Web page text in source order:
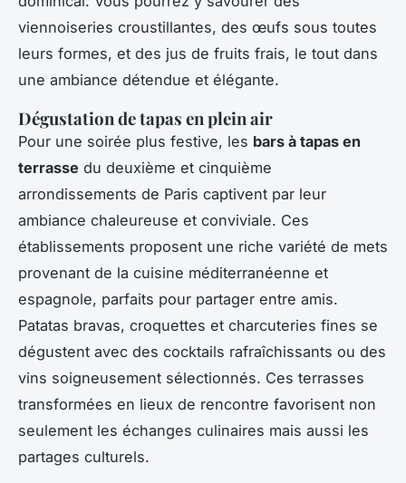
viennoiseries croustillantes, des œufs sous toutes
leurs formes, et des jus de fruits frais, le tout dans
une ambiance détendue et élégante.
Dégustation de tapas en plein air
Pour une soirée plus festive, les bars à tapas en
terrasse du deuxième et cinquième
arrondissements de Paris captivent par leur
ambiance chaleureuse et conviviale. Ces
établissements proposent une riche variété de mets
provenant de la cuisine méditerranéenne et
espagnole, parfaits pour partager entre amis.
Patatas bravas, croquettes et charcuteries fines se
dégustent avec des cocktails rafraîchissants ou des
vins soigneusement sélectionnés. Ces terrasses
transformées en lieux de rencontre favorisent non
seulement les échanges culinaires mais aussi les
partages culturels.